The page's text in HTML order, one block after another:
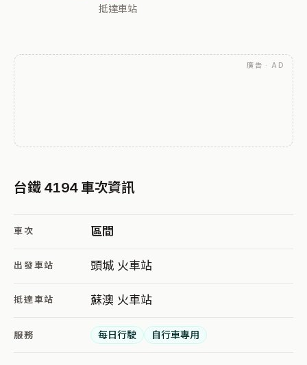
抵達車站
廣告 · AD
台鐵 4194 車次資訊
車次 區間
出發車站 頭城 火車站
抵達車站 蘇澳 火車站
服務 每日行駛 自行車專用